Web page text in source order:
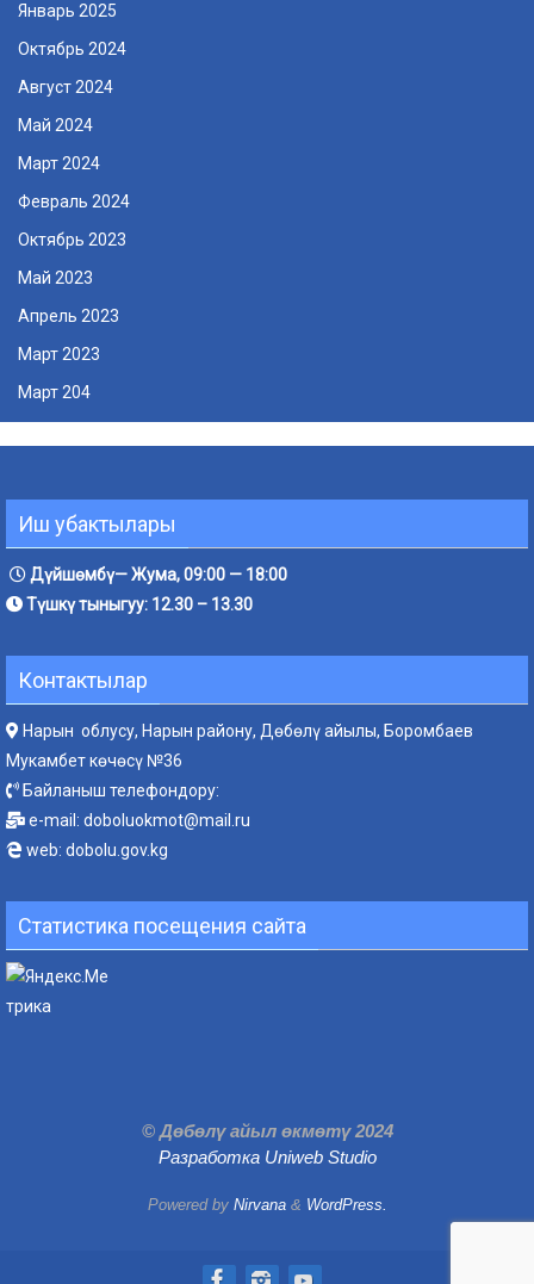
Январь 2025
Октябрь 2024
Август 2024
Май 2024
Март 2024
Февраль 2024
Октябрь 2023
Май 2023
Апрель 2023
Март 2023
Март 204
Иш убактылары
Дүйшөмбү— Жума, 09:00 — 18:00
Түшкү тыныгуу: 12.30 – 13.30
Контактылар
Нарын облусу, Нарын району, Дөбөлү айылы, Боромбаев
Мукамбет көчөсү №36
Байланыш телефондору:
e-mail: doboluokmot@mail.ru
web: dobolu.gov.kg
Статистика посещения сайта
© Дөбөлү айыл өкмөтү 2024
Разработка Uniweb Studio
Powered by Nirvana& WordPress.